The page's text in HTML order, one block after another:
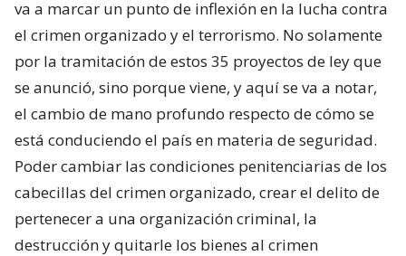
va a marcar un punto de inflexión en la lucha contra
el crimen organizado y el terrorismo. No solamente
por la tramitación de estos 35 proyectos de ley que
se anunció, sino porque viene, y aquí se va a notar,
el cambio de mano profundo respecto de cómo se
está conduciendo el país en materia de seguridad.
Poder cambiar las condiciones penitenciarias de los
cabecillas del crimen organizado, crear el delito de
pertenecer a una organización criminal, la
destrucción y quitarle los bienes al crimen